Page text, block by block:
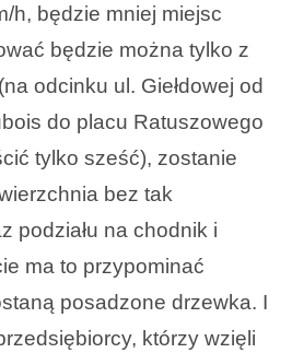
h, będzie mniej miejsc
będzie można tylko z
odcinku ul. Giełdowej od
do placu Ratuszowego
tylko sześć), zostanie
bez tak
podziału na chodnik i
ma to przypominać
posadzone drzewka. I
którzy wzięli